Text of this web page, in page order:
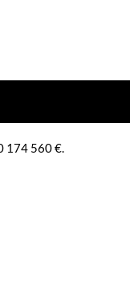
174 560 €.